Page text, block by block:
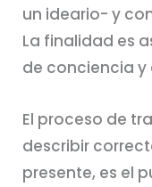
un ideario- y
La finalidad es
de conciencia y
El proceso de
describir
presente, es el